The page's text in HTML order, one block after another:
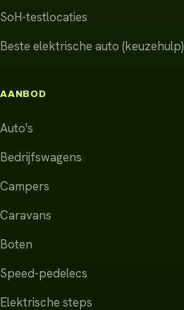
SoH-testlocaties
Beste elektrische auto (keuzehulp)
AANBOD
Auto's
Bedrijfswagens
Campers
Caravans
Boten
Speed-pedelecs
Elektrische steps